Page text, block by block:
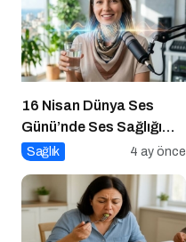
16 Nisan Dünya Ses
Günü’nde Ses Sağlığı
Rehberi
Sağlık 4 ay önce